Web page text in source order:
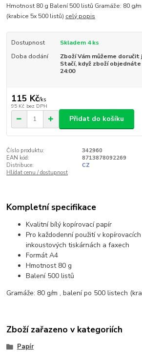
Hmotnost 80 g Balení 500 listů Gramáže: 80 g/
(krabice 5x 500 listů) celý popis
Dostupnost
Skladem 4 ks
Doba dodání
Zboží Vám můžeme doručit
Stačí, když zboží
24:00
115 Kč/ks
95 Kč bez DPH
Přidat do košíku
Číslo produktu:
342960
EAN kód:
8713878092269
Distribuce:
CZ
Hlídat cenu / dostupnost
Kompletní specifikace
Kvalitní bílý kopírovací papír
Pro každodenní použití v
inkoustových tiskárnách a faxech
Formát A4
Hmotnost 80 g
Balení 500 listů
Gramáže: 80 g/m , balení po 500 listech
Zboží zařazeno v kategoriích
Papír